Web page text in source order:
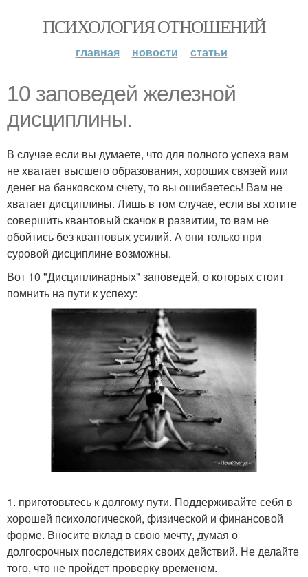
ПСИХОЛОГИЯ ОТНОШЕНИЙ
главная новости статьи
10 заповедей железной
дисциплины.
В случае если вы думаете, что для полного успеха вам
не хватает высшего образования, хороших связей или
денег на банковском счету, то вы ошибаетесь! Вам не
хватает дисциплины. Лишь в том случае, если вы хотите
совершить квантовый скачок в развитии, то вам не
обойтись без квантовых усилий. А они только при
суровой дисциплине возможны.
Вот 10 "Дисциплинарных" заповедей, о которых стоит
помнить на пути к успеху:
1. приготовьтесь к долгому пути. Поддерживайте себя в
хорошей психологической, физической и финансовой
форме. Вносите вклад в свою мечту, думая о
долгосрочных последствиях своих действий. Не делайте
того, что не пройдет проверку временем.